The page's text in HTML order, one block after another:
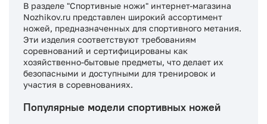
В разделе "Спортивные ножи" интернет-магазина
Nozhikov.ru представлен широкий ассортимент
ножей, предназначенных для спортивного метания.
Эти изделия соответствуют требованиям
соревнований и сертифицированы как
хозяйственно-бытовые предметы, что делает их
безопасными и доступными для тренировок и
участия в соревнованиях.​
Популярные модели спортивных ножей